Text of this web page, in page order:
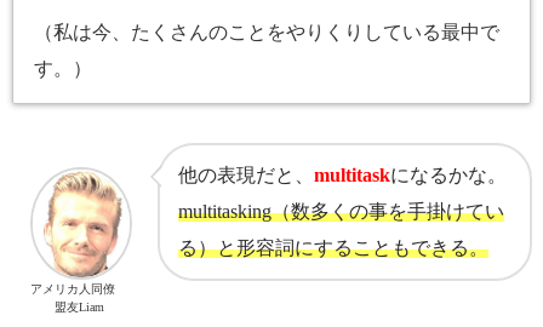
（私は今、たくさんのことをやりくりしている最中で
す。）
他の表現だと、 multitaskになるかな。
multitasking（数多くの事を手掛けてい
る）と形容詞にすることもできる。
アメリカ人同僚
盟友Liam